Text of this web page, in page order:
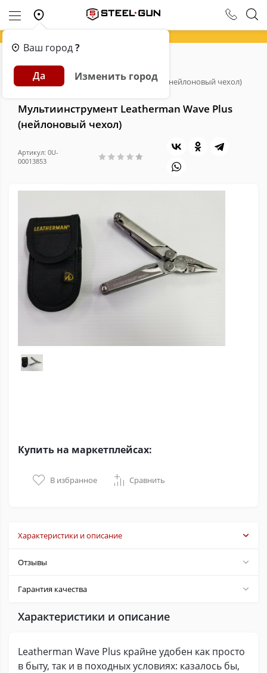
Ваш город?
Да Изменить город
Главная Каталог
Мультиинструмент Leatherman Wave Plus (нейлоновый чехол)
Мультиинструмент Leatherman Wave Plus
(нейлоновый чехол)
Артикул: 0U-
00013853
Купить на маркетплейсах:
В избранное Сравнить
Характеристики и описание
Отзывы
Гарантия качества
Характеристики и описание
Leatherman Wave Plus крайне удобен как просто
в быту, так и в походных условиях: казалось бы,